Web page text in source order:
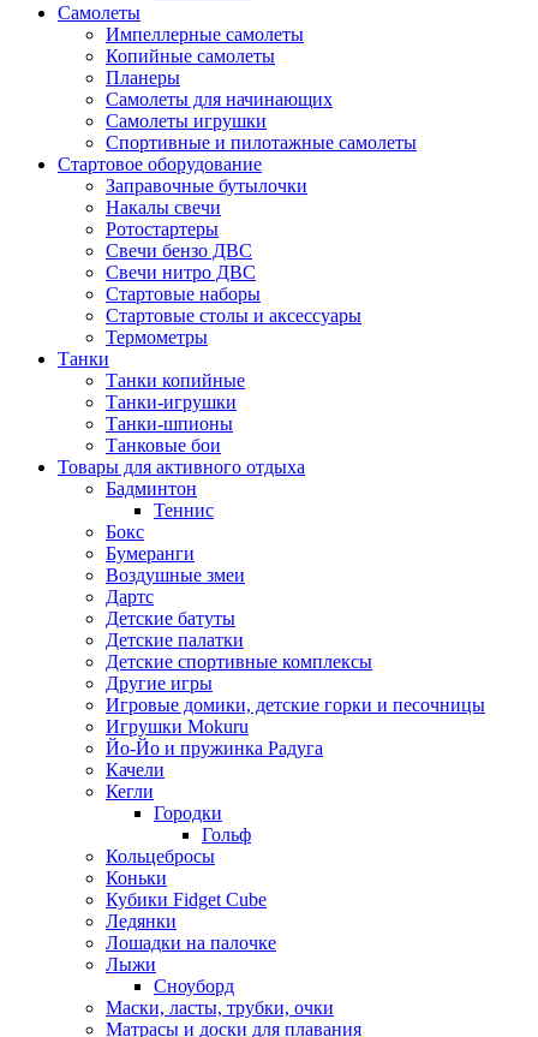
Самолеты
Импеллерные самолеты
Копийные самолеты
Планеры
Самолеты для начинающих
Самолеты игрушки
Спортивные и пилотажные самолеты
Стартовое оборудование
Заправочные бутылочки
Накалы свечи
Ротостартеры
Свечи бензо ДВС
Свечи нитро ДВС
Стартовые наборы
Стартовые столы и аксессуары
Термометры
Танки
Танки копийные
Танки-игрушки
Танки-шпионы
Танковые бои
Товары для активного отдыха
Бадминтон
Теннис
Бокс
Бумеранги
Воздушные змеи
Дартс
Детские батуты
Детские палатки
Детские спортивные комплексы
Другие игры
Игровые домики, детские горки и песочницы
Игрушки Mokuru
Йо-Йо и пружинка Радуга
Качели
Кегли
Городки
Гольф
Кольцебросы
Коньки
Кубики Fidget Cube
Ледянки
Лошадки на палочке
Лыжи
Сноуборд
Маски, ласты, трубки, очки
Матрасы и доски для плавания